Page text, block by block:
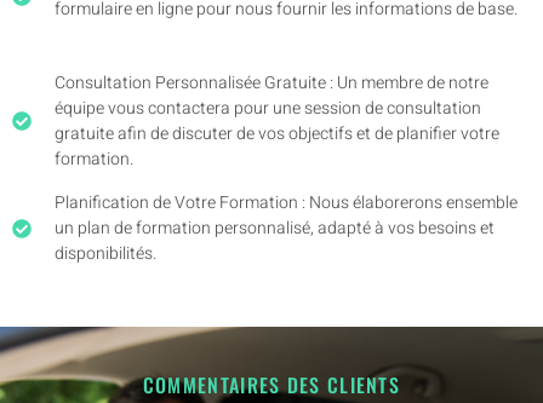
formulaire en ligne pour nous fournir les informations de base.
Consultation Personnalisée Gratuite : Un membre de notre
équipe vous contactera pour une session de consultation
gratuite afin de discuter de vos objectifs et de planifier votre
formation.
Planification de Votre Formation : Nous élaborerons ensemble
un plan de formation personnalisé, adapté à vos besoins et
disponibilités.
COMMENTAIRES DES CLIENTS